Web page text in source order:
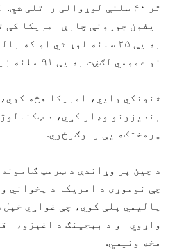
تر ۴۰ سلنې لوړوالی راتلی
ايفون جوړونې چارې امریکا کې
به یې ۲۵ سلنه لوړ شي او
نو عمومي لګښت به یې ۹۱ سلنه زیات شي.
شنونکي وايي، امریکا هڅه
بندیزونو وډار کړي، د
پرمختګه يې راوګرځوي.
د چين پر وړاندې د ټرمپ
چې نوموړی د امريکا د پخواني
پالیسي پلې کوي، چې غواړي
واړوي او د بېجينګ د اغېزو،
مخه ونيسي.